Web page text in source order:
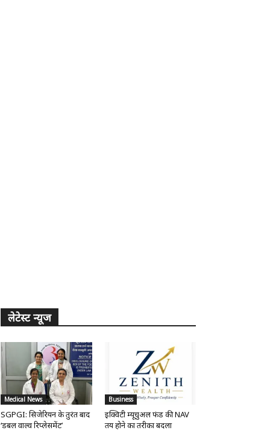
लेटेस्ट न्यूज
Medical News
SGPGI: सिजेरियन के तुरंत बाद
‘डबल वाल्व रिप्लेसमेंट’
Business
इक्विटी म्यूचुअल फंड की NAV
तय होने का तरीका बदला